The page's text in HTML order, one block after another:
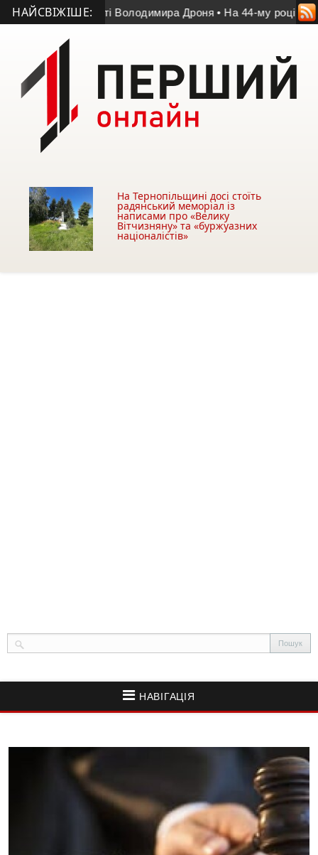
НАЙСВІЖІШЕ:
матчі пам’яті Володимира Дроня • На 44-му році життя
На Тернопільщині досі стоїть
радянський меморіал із
написами про «Велику
Вітчизняну» та «буржуазних
націоналістів»
НАВІГАЦІЯ